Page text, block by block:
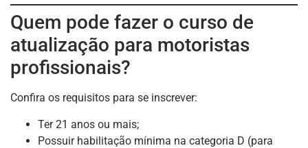
Quem pode fazer o curso de
atualização para motoristas
profissionais?
Confira os requisitos para se inscrever:
Ter 21 anos ou mais;
Possuir habilitação mínima na categoria D (para